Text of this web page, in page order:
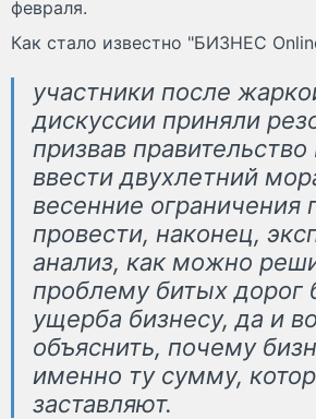
февраля.
Как стало известно "БИЗНЕС
участники после
дискуссии приняли
призвав
ввести двухлетний
весенние ограничения
провести, наконец,
анализ, как можно
проблему битых дорог
ущерба бизнесу, да и
объяснить, почему
именно ту сумму,
заставляют.